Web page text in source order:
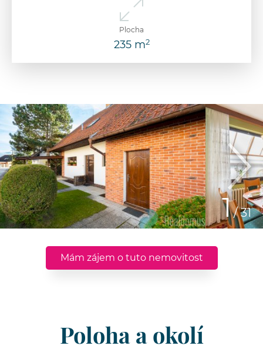
Plocha
235 m2
1 / 31
Mám zájem o tuto nemovitost
Poloha a okolí